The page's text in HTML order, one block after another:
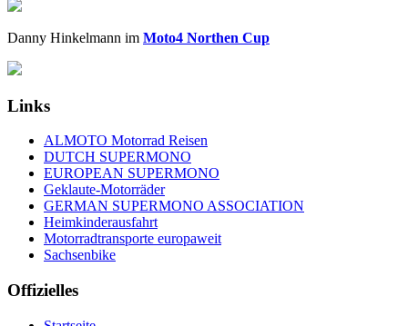
Danny Hinkelmann im Moto4 Northen Cup
Links
ALMOTO Motorrad Reisen
DUTCH SUPERMONO
EUROPEAN SUPERMONO
Geklaute-Motorräder
GERMAN SUPERMONO ASSOCIATION
Heimkinderausfahrt
Motorradtransporte europaweit
Sachsenbike
Offizielles